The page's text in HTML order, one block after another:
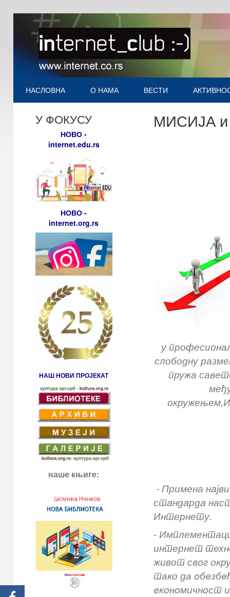
НАСЛОВНА О НАМА ВЕСТИ
У ФОКУСУ
НОВО -
internet.edu.rs
НОВО -
internet.org.rs
НАШ НОВИ ПРОЈЕКАТ
наше књиге:
МИСИЈА
у
слободну
пружа
- Примена
стaндaрдa
Интернету.
-
интернет
живот свог
тако да
eкoнoмичнoст